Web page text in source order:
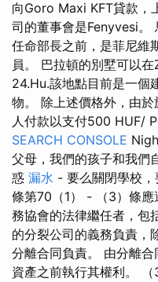
向Goro Maxi KFT貸款，
司的董事會是Fenyvesi。
任命部長之前，是菲尼維
員。 巴拉頓的別墅可以
24.Hu.該地點目前是一個
物。 除上述價格外，由
人付款以支付500 HUF/
SEARCH CONSOLE
父母，我們的孩子和我們
惑 漏水 - 要么關閉學校，
條第70（1） - （3）條應
務協會的法律繼任者，包
的分裂公司的義務負責，
分離合同負責。 由分離
資產之前執行其權利。